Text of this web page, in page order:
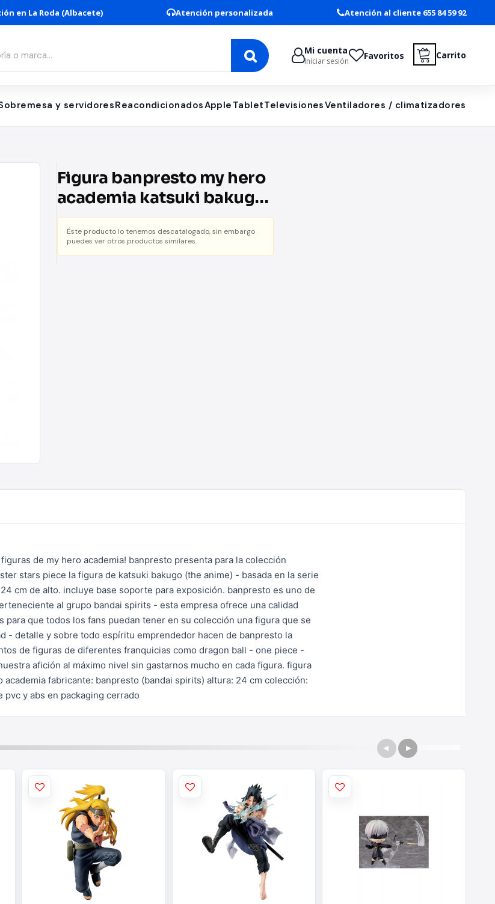
en La Roda (Albacete) Atención personalizada Atención al cliente 655 84 59 92
Mi cuenta
Iniciar sesión Favoritos Carrito
y servidoresReacondicionadosApple TabletTelevisionesVentiladores / climatizadores
Figura banpresto my hero
academia katsuki bakugo
wfc super master the
anime
Éste producto lo tenemos descatalogado, sin embargo
puedes ver otros productos similares.
de my hero academia! banpresto presenta para la colección
stars piece la figura de katsuki bakugo (the anime) - basada en la serie
cm de alto. incluye base soporte para exposición. banpresto es uno de
al grupo bandai spirits - esta empresa ofrece una calidad
para que todos los fans puedan tener en su colección una figura que se
- detalle y sobre todo espíritu emprendedor hacen de banpresto la
de figuras de diferentes franquicias como dragon ball - one piece -
afición al máximo nivel sin gastarnos mucho en cada figura. figura
academia fabricante: banpresto (bandai spirits) altura: 24 cm colección:
y abs en packaging cerrado